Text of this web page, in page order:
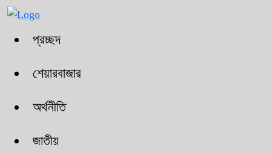
প্রচ্ছদ
শেয়ারবাজার
অর্থনীতি
জাতীয়